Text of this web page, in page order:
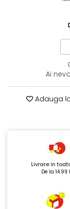
Ai
Adauga
Livrare in
De la 14.99